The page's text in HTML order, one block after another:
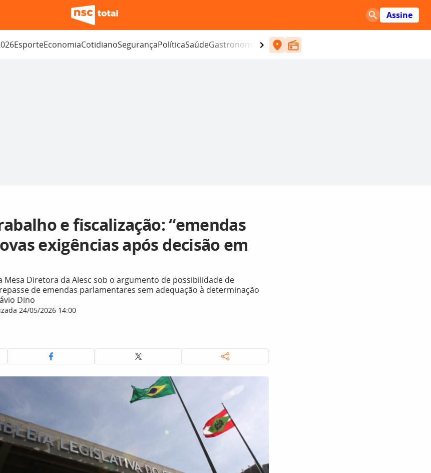
Assine
EsporteEconomiaCotidianoSegurançaPolíticaSaúdeGastronomia Entretenimento
e fiscalização: “emendas
exigências após decisão em
Mesa Diretora da Alesc sob o argumento de possibilidade de
de emendas parlamentares sem adequação à determinação
Dino
24/05/2026 14:00